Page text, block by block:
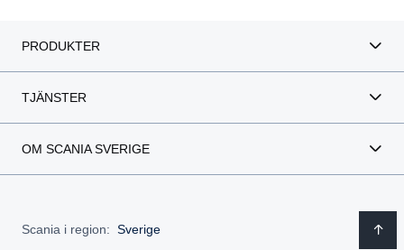
PRODUKTER
TJÄNSTER
OM SCANIA SVERIGE
Scania i region: Sverige